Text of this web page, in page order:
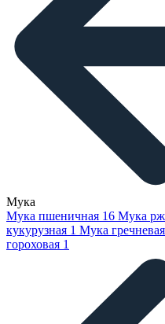
Мука
Мука пшеничная 16 Мука
кукурузная 1 Мука гречневая
гороховая 1